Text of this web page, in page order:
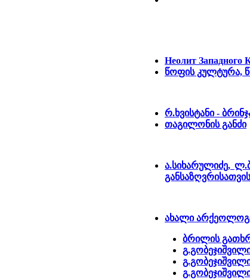
Неолит Западного
წოფის კულტურა,
რ.ხვისტანი -
თაგილონის განძი
ა.სიხარულიძე,
ახალი
ბრილის